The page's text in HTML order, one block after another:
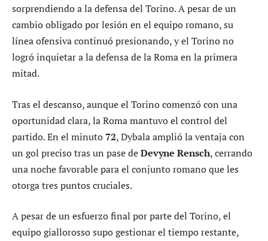
sorprendiendo a la defensa del Torino. A pesar de un
cambio obligado por lesión en el equipo romano, su
línea ofensiva continuó presionando, y el Torino no
logró inquietar a la defensa de la Roma en la primera
mitad.
Tras el descanso, aunque el Torino comenzó con una
oportunidad clara, la Roma mantuvo el control del
partido. En el minuto72, Dybala amplió la ventaja con
un gol preciso tras un pase deDevyne Rensch, cerrando
una noche favorable para el conjunto romano que les
otorga tres puntos cruciales.
A pesar de un esfuerzo final por parte del Torino, el
equipo giallorosso supo gestionar el tiempo restante,